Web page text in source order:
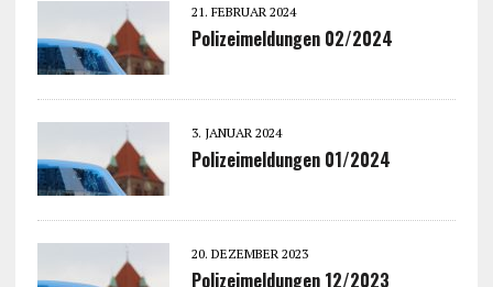
21. FEBRUAR 2024
Polizeimeldungen 02/2024
3. JANUAR 2024
Polizeimeldungen 01/2024
20. DEZEMBER 2023
Polizeimeldungen 12/2023